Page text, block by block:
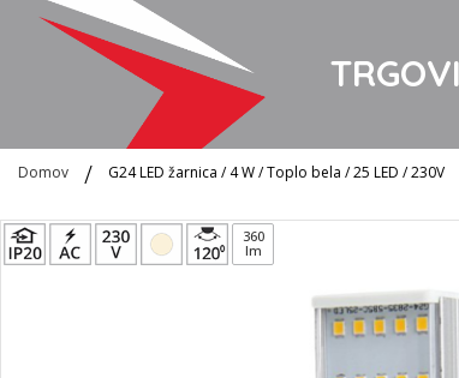
Domov G24 LED žarnica / 4 W / Toplo bela / 25 LED / 230V
Preskoči
na
360
lm